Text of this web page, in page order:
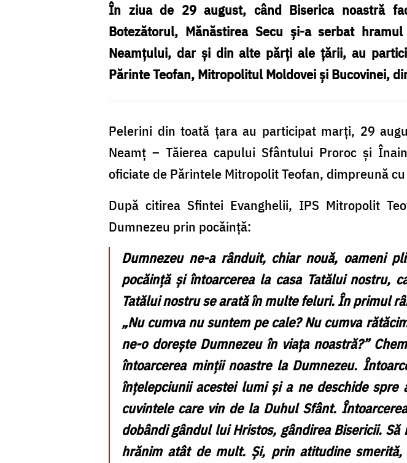
În ziua de 29 august, când Biserica noastră
Botezătorul, Mănăstirea Secu și-a serbat
Neamțului, dar și din alte părți ale țării, au
Părinte Teofan, Mitropolitul Moldovei și Bucovinei,
Pelerini din toată țara au participat marți, 29
Neamț – Tăierea capului Sfântului Proroc și
oficiate de Părintele Mitropolit Teofan, dimpreună
După citirea Sfintei Evanghelii, IPS Mitropolit
Dumnezeu prin pocăință:
Dumnezeu ne-a rânduit, chiar nouă, oameni
pocăință și întoarcerea la casa Tatălui nostru,
Tatălui nostru se arată în multe feluri. În primul
„Nu cumva nu suntem pe cale? Nu cumva
ne-o dorește Dumnezeu în viața noastră?”
întoarcerea minții noastre la Dumnezeu.
înțelepciunii acestei lumi și a ne deschide
cuvintele care vin de la Duhul Sfânt.
dobândi gândul lui Hristos, gândirea Bisericii.
hrănim atât de mult. Și, prin atitudine